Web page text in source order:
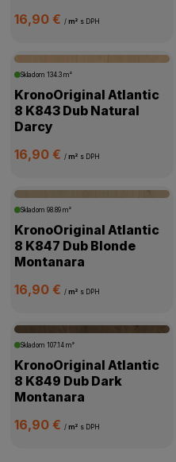
16,90 €/ m² s DPH
Skladom134.3 m²
KronoOriginal Atlantic
8 K843 Dub Natural
Darcy
16,90 €/ m² s DPH
Skladom98.89 m²
KronoOriginal Atlantic
8 K847 Dub Blonde
Montanara
16,90 €/ m² s DPH
Skladom107.14 m²
KronoOriginal Atlantic
8 K849 Dub Dark
Montanara
16,90 €/ m² s DPH